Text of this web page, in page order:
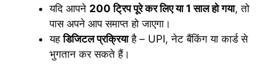
यदि आपने 200 ट्रिप पूरे कर लिए या 1 साल हो गया, तो
पास अपने आप समाप्त हो जाएगा।
यहडिजिटल प्रक्रियाहै – UPI, नेट बैंकिंग या कार्ड से
भुगतान कर सकते हैं।